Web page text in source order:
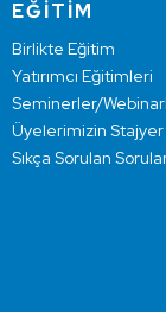
EĞİTİM
Birlikte Eğitim
Yatırımcı Eğitimleri
Seminerler/
Üyelerimizin Stajyer
Sıkça Sorulan